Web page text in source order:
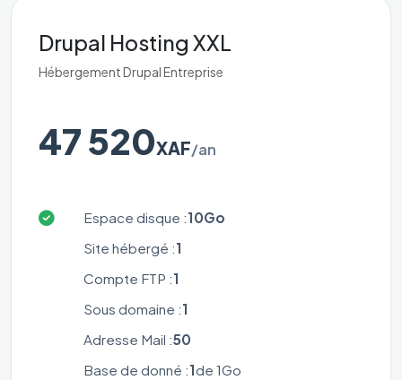
Drupal Hosting XXL
Hébergement Drupal Entreprise
47 520XAF/an
Espace disque :10Go
Site hébergé :1
Compte FTP :1
Sous domaine :1
Adresse Mail :50
Base de donné :1de 1Go